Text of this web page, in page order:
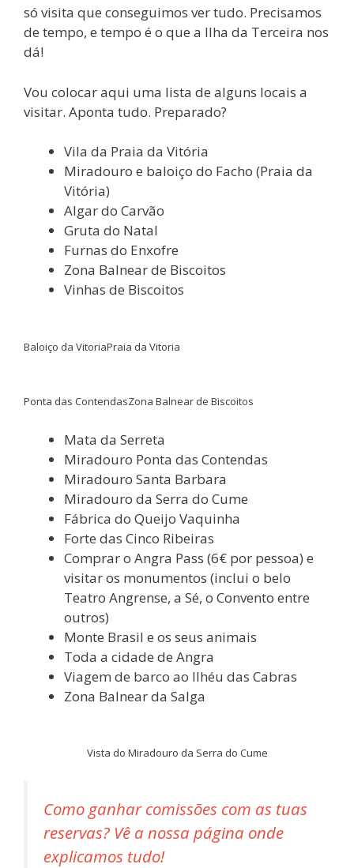
só visita que conseguimos ver tudo. Precisamos
de tempo, e tempo é o que a Ilha da Terceira nos
dá!
Vou colocar aqui uma lista de alguns locais a
visitar. Aponta tudo. Preparado?
Vila da Praia da Vitória
Miradouro e baloiço do Facho (Praia da
Vitória)
Algar do Carvão
Gruta do Natal
Furnas do Enxofre
Zona Balnear de Biscoitos
Vinhas de Biscoitos
Baloiço da VitoriaPraia da Vitoria
Ponta das ContendasZona Balnear de Biscoitos
Mata da Serreta
Miradouro Ponta das Contendas
Miradouro Santa Barbara
Miradouro da Serra do Cume
Fábrica do Queijo Vaquinha
Forte das Cinco Ribeiras
Comprar o Angra Pass (6€ por pessoa) e
visitar os monumentos (inclui o belo
Teatro Angrense, a Sé, o Convento entre
outros)
Monte Brasil e os seus animais
Toda a cidade de Angra
Viagem de barco ao Ilhéu das Cabras
Zona Balnear da Salga
Vista do Miradouro da Serra do Cume
Como ganhar comissões com as tuas
reservas? Vê a nossa página onde
explicamos tudo!